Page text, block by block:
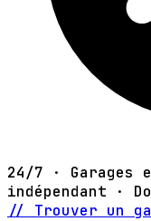
24/7 · Garages
indépendant ·
// Trouver un